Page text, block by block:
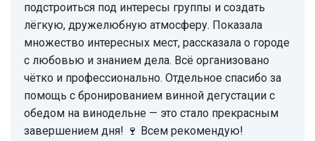
подстроиться под интересы группы и создать
лёгкую, дружелюбную атмосферу. Показала
множество интересных мест, рассказала о городе
с любовью и знанием дела. Всё организовано
чётко и профессионально. Отдельное спасибо за
помощь с бронированием винной дегустации с
обедом на винодельне — это стало прекрасным
завершением дня! 🍷 Всем рекомендую!